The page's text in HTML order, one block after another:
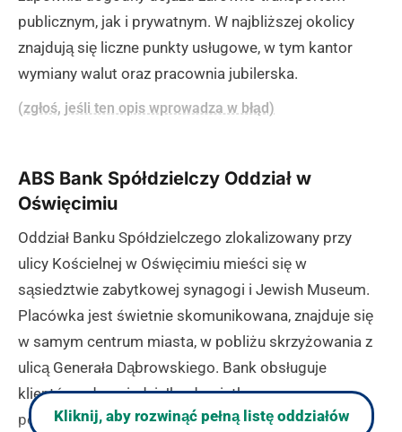
publicznym, jak i prywatnym. W najbliższej okolicy
znajdują się liczne punkty usługowe, w tym kantor
wymiany walut oraz pracownia jubilerska.
(zgłoś, jeśli ten opis wprowadza w błąd)
ABS Bank Spółdzielczy Oddział w
Oświęcimiu
Oddział Banku Spółdzielczego zlokalizowany przy
ulicy Kościelnej w Oświęcimiu mieści się w
sąsiedztwie zabytkowej synagogi i Jewish Museum.
Placówka jest świetnie skomunikowana, znajduje się
w samym centrum miasta, w pobliżu skrzyżowania z
ulicą Generała Dąbrowskiego. Bank obsługuje
klientów od poniedziałku do piątku, przy czym w
poniedziałki i środy w godzinach 9:00-17:00, a w
Kliknij, aby rozwinąć pełną listę oddziałów